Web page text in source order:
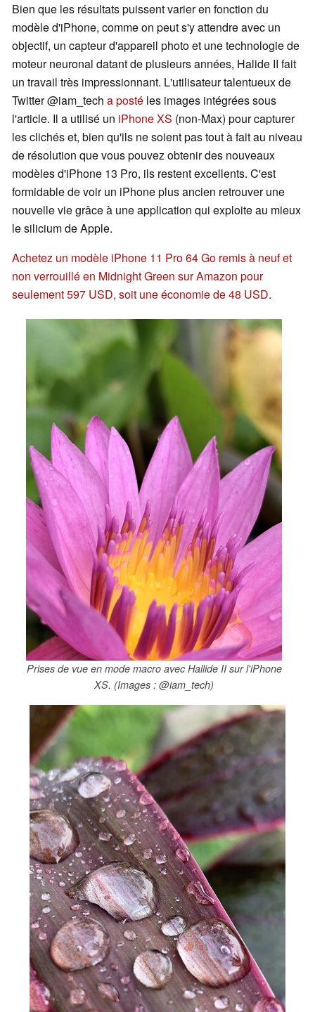
Bien que les résultats puissent varier en fonction du
modèle d'iPhone, comme on peut s'y attendre avec un
objectif, un capteur d'appareil photo et une technologie de
moteur neuronal datant de plusieurs années, Halide II fait
un travail très impressionnant. L'utilisateur talentueux de
Twitter @iam_tech a posté les images intégrées sous
l'article. Il a utilisé un iPhone XS (non-Max) pour capturer
les clichés et, bien qu'ils ne soient pas tout à fait au niveau
de résolution que vous pouvez obtenir des nouveaux
modèles d'iPhone 13 Pro, ils restent excellents. C'est
formidable de voir un iPhone plus ancien retrouver une
nouvelle vie grâce à une application qui exploite au mieux
le silicium de Apple.
Achetez un modèle iPhone 11 Pro 64 Go remis à neuf et
non verrouillé en Midnight Green sur Amazon pour
seulement 597 USD, soit une économie de 48 USD.
Prises de vue en mode macro avec Hallide II sur l'iPhone
XS. (Images : @iam_tech)